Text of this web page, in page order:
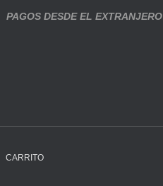
PAGOS DESDE EL EXTRANJERO
CARRITO